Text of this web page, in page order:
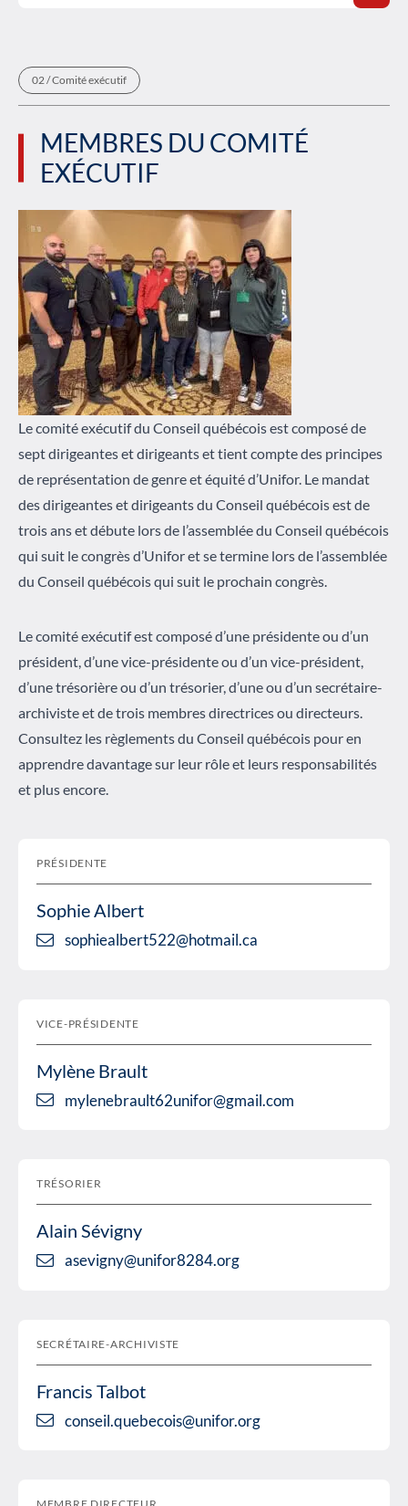
/Comité exécutif
MEMBRES DU COMITÉ
EXÉCUTIF
Le comité exécutif du Conseil québécois est composé de
sept dirigeantes et dirigeants et tient compte des principes
de représentation de genre et équité d’Unifor. Le mandat
des dirigeantes et dirigeants du Conseil québécois est de
trois ans et débute lors de l’assemblée du Conseil québécois
qui suit le congrès d’Unifor et se termine lors de l’assemblée
du Conseil québécois qui suit le prochain congrès.
Le comité exécutif est composé d’une présidente ou d’un
président, d’une vice-présidente ou d’un vice-président,
d’une trésorière ou d’un trésorier, d’une ou d’un secrétaire-
archiviste et de trois membres directrices ou directeurs.
Consultez les règlements du Conseil québécois pour en
apprendre davantage sur leur rôle et leurs responsabilités
et plus encore.
PRÉSIDENTE
Sophie Albert
sophiealbert522@hotmail.ca
VICE-PRÉSIDENTE
Mylène Brault
mylenebrault62unifor@gmail.com
TRÉSORIER
Alain Sévigny
asevigny@unifor8284.org
SECRÉTAIRE-ARCHIVISTE
Francis Talbot
conseil.quebecois@unifor.org